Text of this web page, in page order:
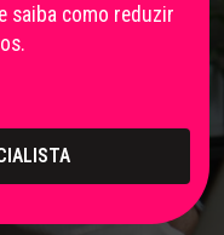
saiba como reduzir